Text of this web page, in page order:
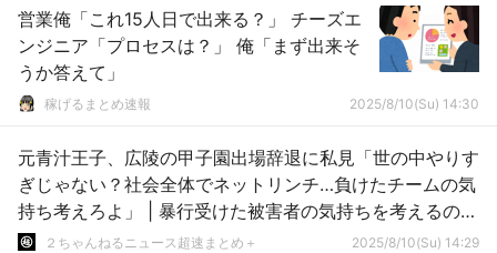
営業俺「これ15人日で出来る？」 チーズエ
ンジニア「プロセスは？」 俺「まず出来そ
うか答えて」
稼げるまとめ速報 2025/8/10(Su) 14:30
元青汁王子、広陵の甲子園出場辞退に私見「世の中やりす
ぎじゃない？社会全体でネットリンチ…負けたチームの気
持ち考えろよ」 | 暴行受けた被害者の気持ちを考えるのが
先かな２ちゃんねるニュース超速まとめ＋ 2025/8/10(Su) 14:29